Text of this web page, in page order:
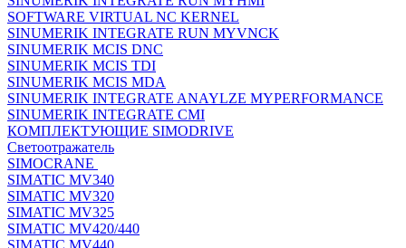
SOFTWARE VIRTUAL NC KERNEL
SINUMERIK INTEGRATE RUN MYVNCK
SINUMERIK MCIS DNC
SINUMERIK MCIS TDI
SINUMERIK MCIS MDA
SINUMERIK INTEGRATE ANAYLZE MYPERFORMANCE
SINUMERIK INTEGRATE CMI
КОМПЛЕКТУЮЩИЕ SIMODRIVE
Светоотражатель
SIMOCRANE
SIMATIC MV340
SIMATIC MV320
SIMATIC MV325
SIMATIC MV420/440
SIMATIC MV440